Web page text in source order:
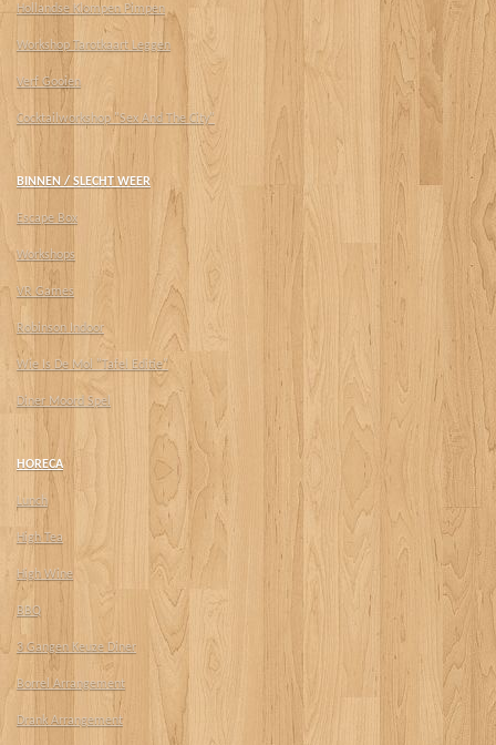
Hollandse Klompen Pimpen
Workshop Tarotkaart Leggen
Verf Gooien
Cocktailworkshop "Sex And The City"
BINNEN / SLECHT WEER
Escape Box
Workshops
VR Games
Robinson Indoor
Wie Is De Mol "Tafel Editie"
Diner Moord Spel
HORECA
Lunch
High Tea
High Wine
BBQ
3 Gangen Keuze Diner
Borrel Arrangement
Drank Arrangement